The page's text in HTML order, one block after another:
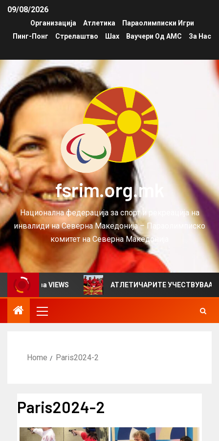
09/08/2026
Организација Атлетика
Параолимписки Игри
Пинг-Понг
Стрелаштво Шах Ваучери Од АМС За Нас
fsrim.org.mk
Национална федерација за спорт и рекреација на
инвалиди на Северна Македонија – Параолимписко
комитет на Северна Македонија
за VIEWS АТЛЕТИЧАРИТЕ УЧЕСТВУВААТ НА
Home Paris2024-2
Paris2024-2